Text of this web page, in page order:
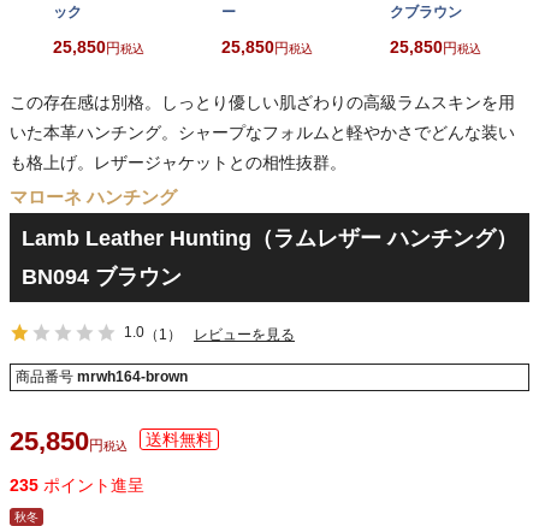
ック
25,850 税込
ー
25,850 税込
クブラウン
25,850 税込
この存在感は別格。しっとり優しい肌ざわりの高級ラムスキンを用
いた本革ハンチング。シャープなフォルムと軽やかさでどんな装い
も格上げ。レザージャケットとの相性抜群。
マローネ ハンチング
Lamb Leather Hunting（ラムレザー ハンチング）
BN094 ブラウン
1.0 （1） レビューを見る
商品番号 mrwh164-brown
25,850 税込
235 ポイント進呈
秋冬